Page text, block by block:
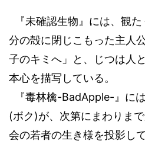
『未確認生物』には、観
分の殻に閉じこもった主人
子のキミへ」と、じつは人
本心を描写している。
『毒林檎-BadApple-』に
(ボク)が、次第にまわりま
会の若者の生き様を投影して